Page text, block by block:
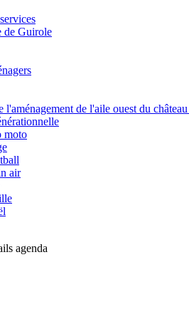
de Guirole
l'aménagement de l'aile ouest du
moto
air
agenda